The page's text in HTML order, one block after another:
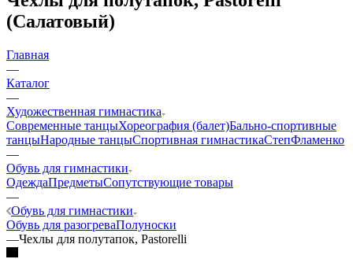
(Салатовый)
Главная
—
Каталог
—
Художественная гимнастика
Современные танцыХореография (балет)Бально-спортивные
танцыНародные танцыСпортивная гимнастикаСтепФламенко
—
Обувь для гимнастики
ОдеждаПредметыСопутствующие товары
—
Обувь для гимнастики
Обувь для разогреваПолуноски
—Чехлы для полутапок, Pastorelli